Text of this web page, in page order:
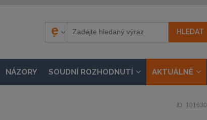
NÁZORY SOUDNÍ ROZHODNUTÍ AKTUÁLNĚ
ID: 101630